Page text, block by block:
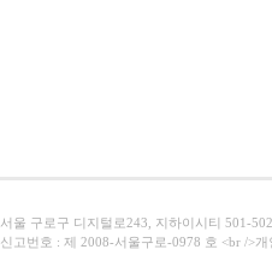
서울 구로구 디지털로243, 지하이시티 501-
신고번호 : 제 2008-서울구로-0978 호 <br />